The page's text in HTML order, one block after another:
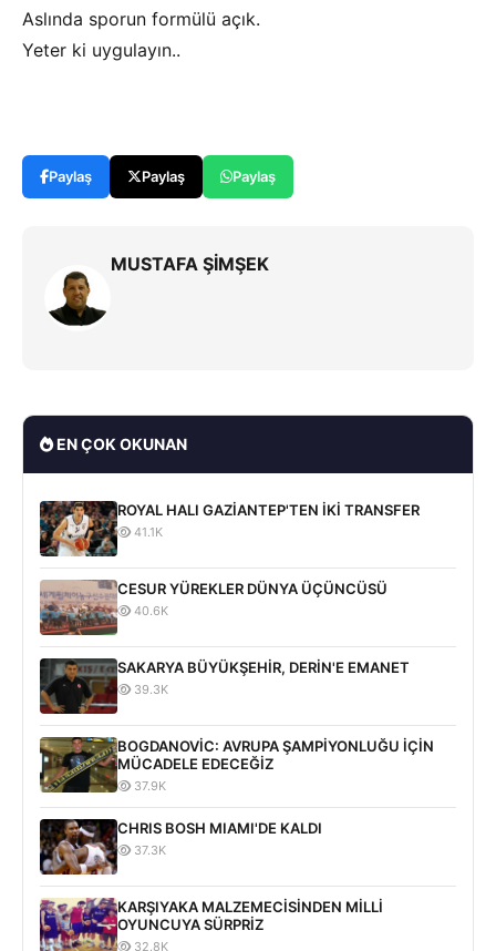
Aslında sporun formülü açık.
Yeter ki uygulayın..
Paylaş Paylaş Paylaş
MUSTAFA ŞİMŞEK
EN ÇOK OKUNAN
ROYAL HALI GAZİANTEP'TEN İKİ TRANSFER
41.1K
CESUR YÜREKLER DÜNYA ÜÇÜNCÜSÜ
40.6K
SAKARYA BÜYÜKŞEHİR, DERİN'E EMANET
39.3K
BOGDANOVİC: AVRUPA ŞAMPİYONLUĞU İÇİN
MÜCADELE EDECEĞİZ
37.9K
CHRIS BOSH MIAMI'DE KALDI
37.3K
KARŞIYAKA MALZEMECİSİNDEN MİLLİ
OYUNCUYA SÜRPRİZ
32.8K